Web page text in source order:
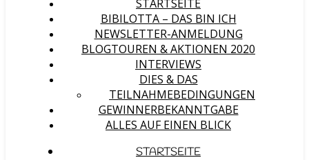
STARTSEITE
BIBILOTTA – DAS BIN ICH
NEWSLETTER-ANMELDUNG
BLOGTOUREN & AKTIONEN 2020
INTERVIEWS
DIES & DAS
TEILNAHMEBEDINGUNGEN
GEWINNERBEKANNTGABE
ALLES AUF EINEN BLICK
STARTSEITE